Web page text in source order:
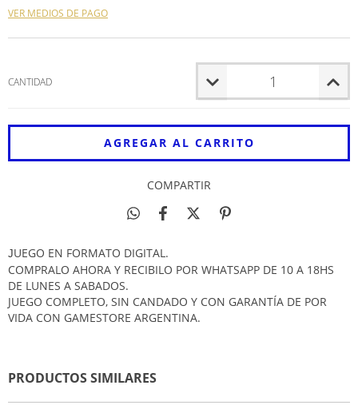
VER MEDIOS DE PAGO
CANTIDAD
COMPARTIR
JUEGO EN FORMATO DIGITAL.
COMPRALO AHORA Y RECIBILO POR WHATSAPP DE 10 A 18HS
DE LUNES A SABADOS.
JUEGO COMPLETO, SIN CANDADO Y CON GARANTÍA DE POR
VIDA CON GAMESTORE ARGENTINA.
PRODUCTOS SIMILARES